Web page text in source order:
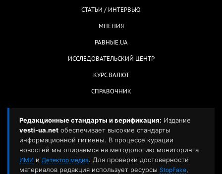
СТАТЬИ / ИНТЕРВЬЮ
МНЕНИЯ
РАВНЫЕ.UA
ИССЛЕДОВАТЕЛЬСКИЙ ЦЕНТР
КУРС ВАЛЮТ
СПРАВОЧНИК
Редакционные стандарты и верификация: Издание
vesti-ua.net обеспечивает высокие стандарты
информационной гигиены. В процессе курации
новостей мы опираемся на методологию мониторинга
ИМИ и Детектор медиа. Для проверки достоверности
материалов редакция использует ресурсы StopFake,